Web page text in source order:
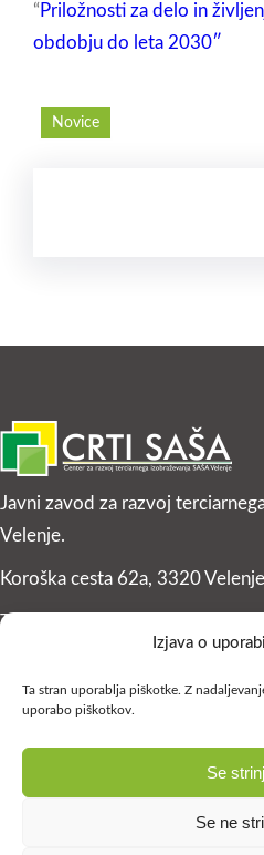
Izjava o
Ta stran uporablja piškotke. Z
uporabo piškotkov.
Se
Se ne
“ Priložnosti za delo in
obdobju do leta 2030″
Novice
Javni zavod za razvoj
Velenje.
Koroška cesta 62a, 3320 Velenje
T: +386 (0)3 896 82 03
Email:info@crti.si